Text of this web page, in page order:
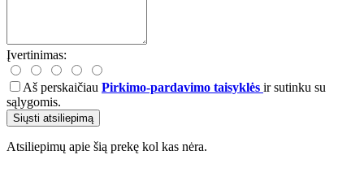
Įvertinimas:
Aš perskaičiau Pirkimo-pardavimo taisyklės ir sutinku su
sąlygomis.
Siųsti atsiliepimą
Atsiliepimų apie šią prekę kol kas nėra.